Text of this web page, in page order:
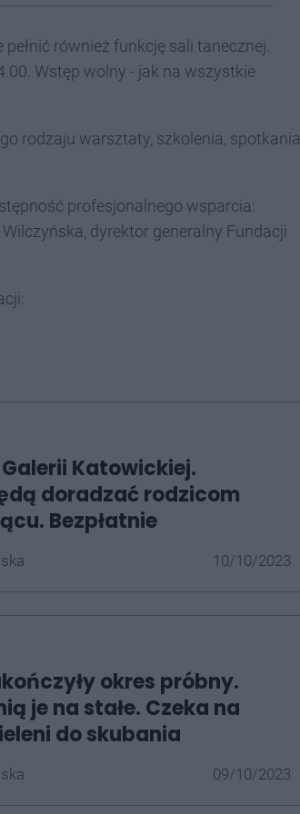
również funkcję sali tanecznej.
Wstęp wolny - jak na wszystkie
rodzaju warsztaty, szkolenia, spotkania
profesjonalnego wsparcia:
dyrektor generalny Fundacji
Katowickiej.
doradzać rodzicom
Bezpłatnie
10/10/2023
okres próbny.
je na stałe. Czeka na
do skubania
09/10/2023